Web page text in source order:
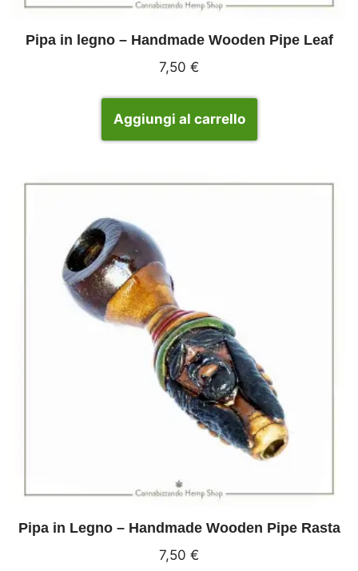
Pipa in legno – Handmade Wooden Pipe Leaf
7,50 €
Aggiungi al carrello
Pipa in Legno – Handmade Wooden Pipe Rasta
7,50 €